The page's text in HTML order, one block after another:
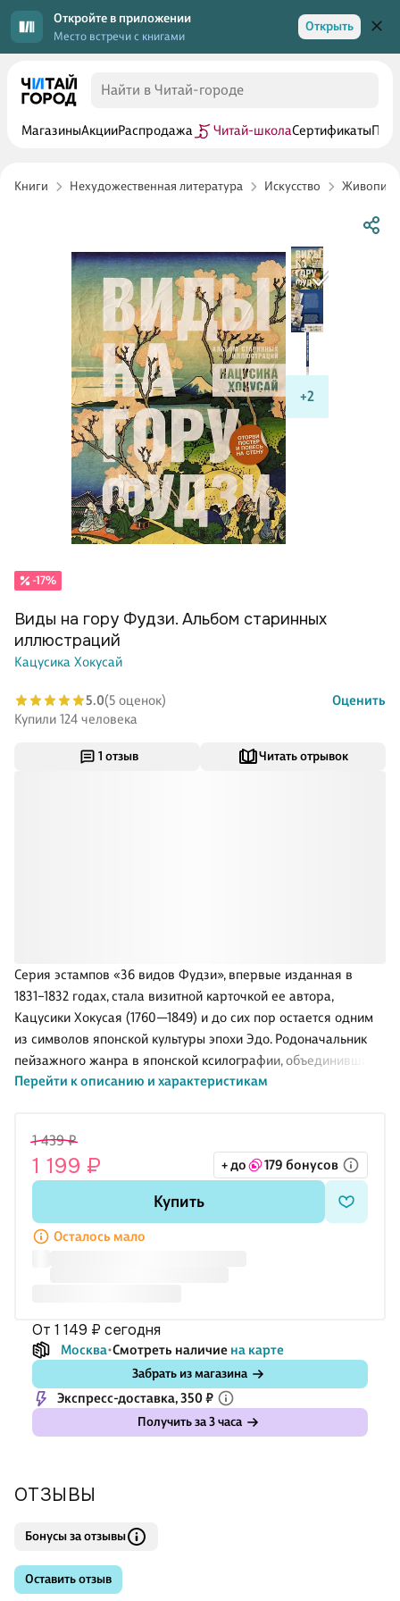
Откройте в приложении
Место встречи с книгами
Открыть
МагазиныАкцииРаспродажа Читай-школаСертификаты
Книги Нехудожественная литература Искусство
+2
1 отзыв Читать отрывок
Серия эстампов «36 видов Фудзи», впервые изданная в
1831–1832 годах, стала визитной карточкой ее автора,
Кацусики Хокусая (1760—1849) и до сих пор остается одним
из символов японской культуры эпохи Эдо. Родоначальник
пейзажного жанра в японской ксилографии, объединивший
изобразительные традиции Японии, Китая и некоторых стран
серии «Пинакотека Антропос» публикует шедевр Хокусая в
формате, предназначенном для художников и дизайнеров,
профессионалов и любителей. Отрывные листы с
репродукциями удобно копировать и использовать как
элемент декора в интерьере, а блок контурных копий можно
Перейти к описанию и характеристикам
-17%
Виды на гору Фудзи. Альбом старинных
иллюстраций
Кацусика Хокусай
5.0(5 оценок)
Оценить
Купили 124 человека
1 439 ₽
1 199 ₽ + до 179 бонусов
Купить
Осталось мало
от 1 149 ₽ сегодня
Москва Смотреть наличие на карте
Забрать из магазина
Экспресс-доставка, 350 ₽
Получить за 3 часа
ОТЗЫВЫ
Бонусы за отзывы
Оставить отзыв